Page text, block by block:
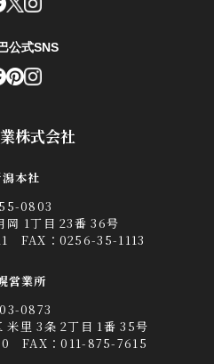
株式会社
本社
0803
岡 1丁目 23番 36号
FAX：0256-35-1113
営業所
0873
米里 3条 2丁目 1番 35号
FAX：011-875-7615
公式SNS